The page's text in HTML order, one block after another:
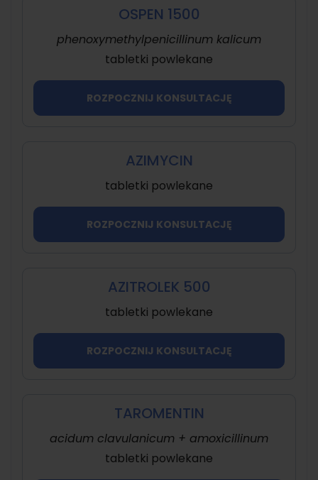
OSPEN 1500
phenoxymethylpenicillinum kalicum
tabletki powlekane
ROZPOCZNIJ KONSULTACJĘ
AZIMYCIN
tabletki powlekane
ROZPOCZNIJ KONSULTACJĘ
AZITROLEK 500
tabletki powlekane
ROZPOCZNIJ KONSULTACJĘ
TAROMENTIN
acidum clavulanicum + amoxicillinum
tabletki powlekane